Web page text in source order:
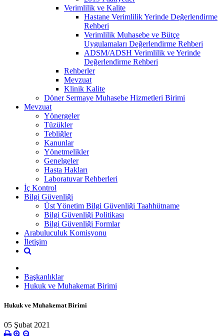
Verimlilik ve Kalite
Hastane Verimlilik Yerinde Değerlendirme
Rehberi
Verimlilik Muhasebe ve Bütçe
Uygulamaları Değerlendirme Rehberi
ADSM/ADSH Verimlilik ve Yerinde
Değerlendirme Rehberi
Rehberler
Mevzuat
Klinik Kalite
Döner Sermaye Muhasebe Hizmetleri Birimi
Mevzuat
Yönergeler
Tüzükler
Tebliğler
Kanunlar
Yönetmelikler
Genelgeler
Hasta Hakları
Laboratuvar Rehberleri
İç Kontrol
Bilgi Güvenliği
Üst Yönetim Bilgi Güvenliği Taahhütname
Bilgi Güvenliği Politikası
Bilgi Güvenliği Formlar
Arabuluculuk Komisyonu
İletişim
Başkanlıklar
Hukuk ve Muhakemat Birimi
Hukuk ve Muhakemat Birimi
05 Şubat 2021